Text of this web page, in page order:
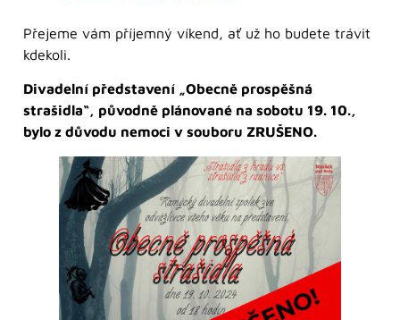
Přejeme vám příjemný víkend, ať už ho budete trávit
kdekoli.
Divadelní představení „Obecně prospěšná
strašidla“, původně plánované na sobotu 19. 10.,
bylo z důvodu nemoci v souboru ZRUŠENO.